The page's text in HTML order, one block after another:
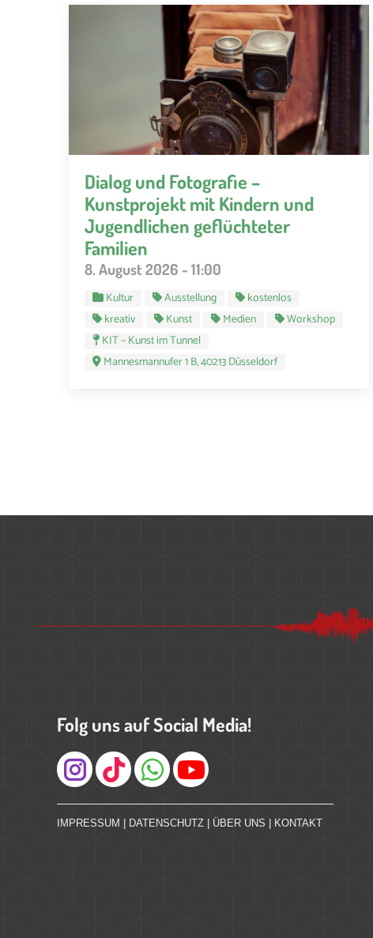
Dialog und Fotografie –
Kunstprojekt mit Kindern und
Jugendlichen geflüchteter
Familien
8. August 2026 - 11:00
Kultur Ausstellung
kostenlos
kreativ
Kunst Medien
Workshop
KIT – Kunst im Tunnel
Mannesmannufer 1 B, 40213 Düsseldorf
Folg uns auf Social Media!
Instagram
IMPRESSUM DATENSCHUTZ ÜBER UNS KONTAKT